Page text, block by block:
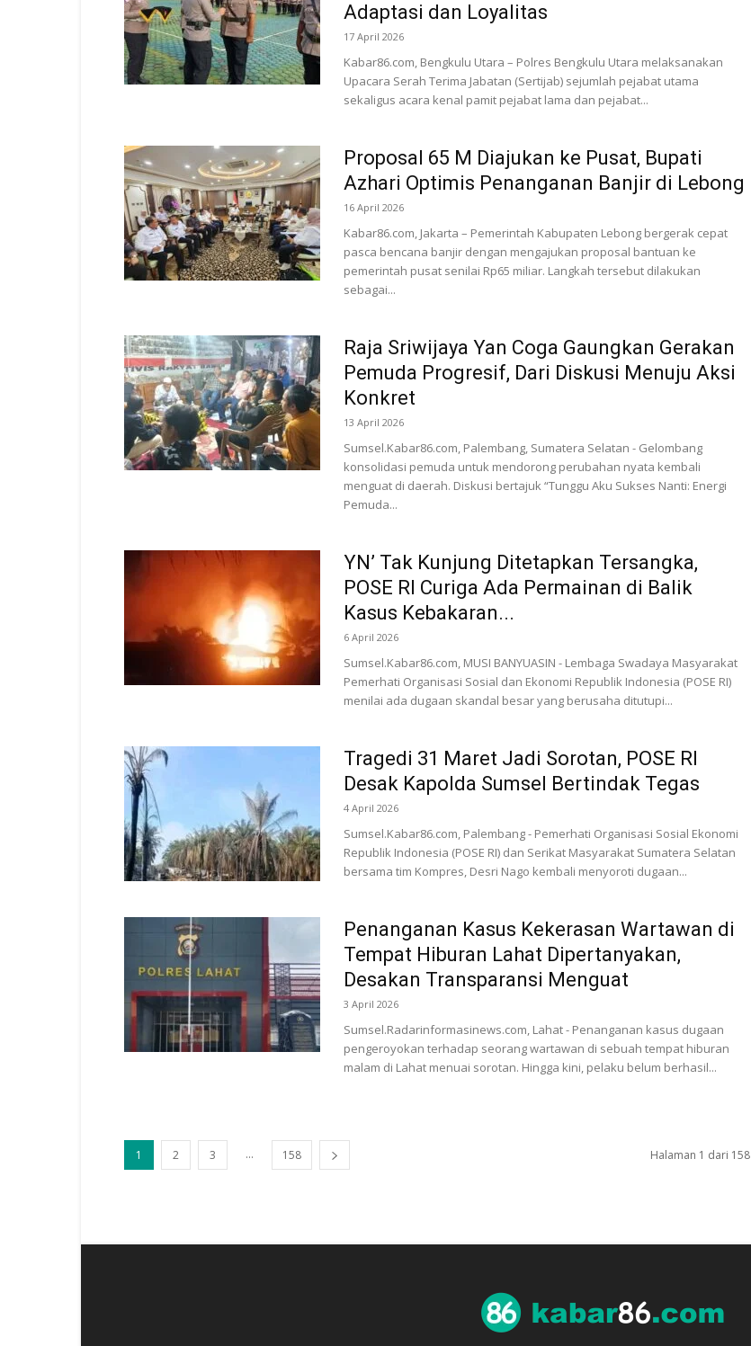
Adaptasi dan Loyalitas
17 April 2026
Kabar86.com, Bengkulu Utara – Polres Bengkulu Utara melaksanakan
Upacara Serah Terima Jabatan (Sertijab) sejumlah pejabat utama
sekaligus acara kenal pamit pejabat lama dan pejabat...
Proposal 65 M Diajukan ke Pusat, Bupati
Azhari Optimis Penanganan Banjir di Lebong
16 April 2026
Kabar86.com, Jakarta – Pemerintah Kabupaten Lebong bergerak cepat
pasca bencana banjir dengan mengajukan proposal bantuan ke
pemerintah pusat senilai Rp65 miliar. Langkah tersebut dilakukan
sebagai...
Raja Sriwijaya Yan Coga Gaungkan Gerakan
Pemuda Progresif, Dari Diskusi Menuju Aksi
Konkret
13 April 2026
Sumsel.Kabar86.com, Palembang, Sumatera Selatan - Gelombang
konsolidasi pemuda untuk mendorong perubahan nyata kembali
menguat di daerah. Diskusi bertajuk “Tunggu Aku Sukses Nanti: Energi
Pemuda...
YN’ Tak Kunjung Ditetapkan Tersangka,
POSE RI Curiga Ada Permainan di Balik
Kasus Kebakaran...
6 April 2026
Sumsel.Kabar86.com, MUSI BANYUASIN - Lembaga Swadaya Masyarakat
Pemerhati Organisasi Sosial dan Ekonomi Republik Indonesia (POSE RI)
menilai ada dugaan skandal besar yang berusaha ditutupi...
Tragedi 31 Maret Jadi Sorotan, POSE RI
Desak Kapolda Sumsel Bertindak Tegas
4 April 2026
Sumsel.Kabar86.com, Palembang - Pemerhati Organisasi Sosial Ekonomi
Republik Indonesia (POSE RI) dan Serikat Masyarakat Sumatera Selatan
bersama tim Kompres, Desri Nago kembali menyoroti dugaan...
Penanganan Kasus Kekerasan Wartawan di
Tempat Hiburan Lahat Dipertanyakan,
Desakan Transparansi Menguat
3 April 2026
Sumsel.Radarinformasinews.com, Lahat - Penanganan kasus dugaan
pengeroyokan terhadap seorang wartawan di sebuah tempat hiburan
malam di Lahat menuai sorotan. Hingga kini, pelaku belum berhasil...
1 2 3 ... 158 Halaman 1 dari 158